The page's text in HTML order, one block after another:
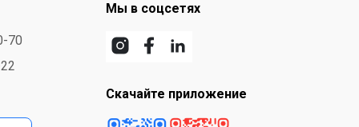
70
Мы в соцсетях
Скачайте приложение